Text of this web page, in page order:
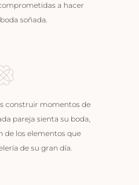
a hacer
soñada.
construir momentos de
pareja sienta su boda,
de los elementos que
de su gran día.